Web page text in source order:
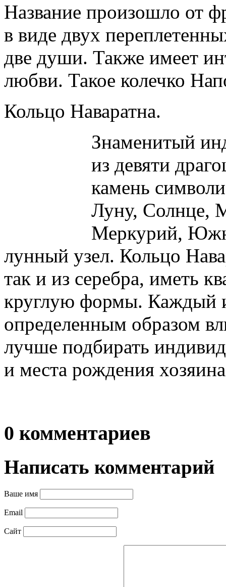
Название произошло от
в виде двух
две души. Также имеет
любви. Такое колечко
Кольцо Наваратна.
Знаменитый
из девяти
камень
Луну, Солнце,
Меркурий,
лунный узел. Кольцо
так и из серебра, иметь
круглую формы. Каждый
определенным образом
лучше подбирать
и места рождения
0 комментариев
Написать комментарий
Ваше имя
Email
Сайт